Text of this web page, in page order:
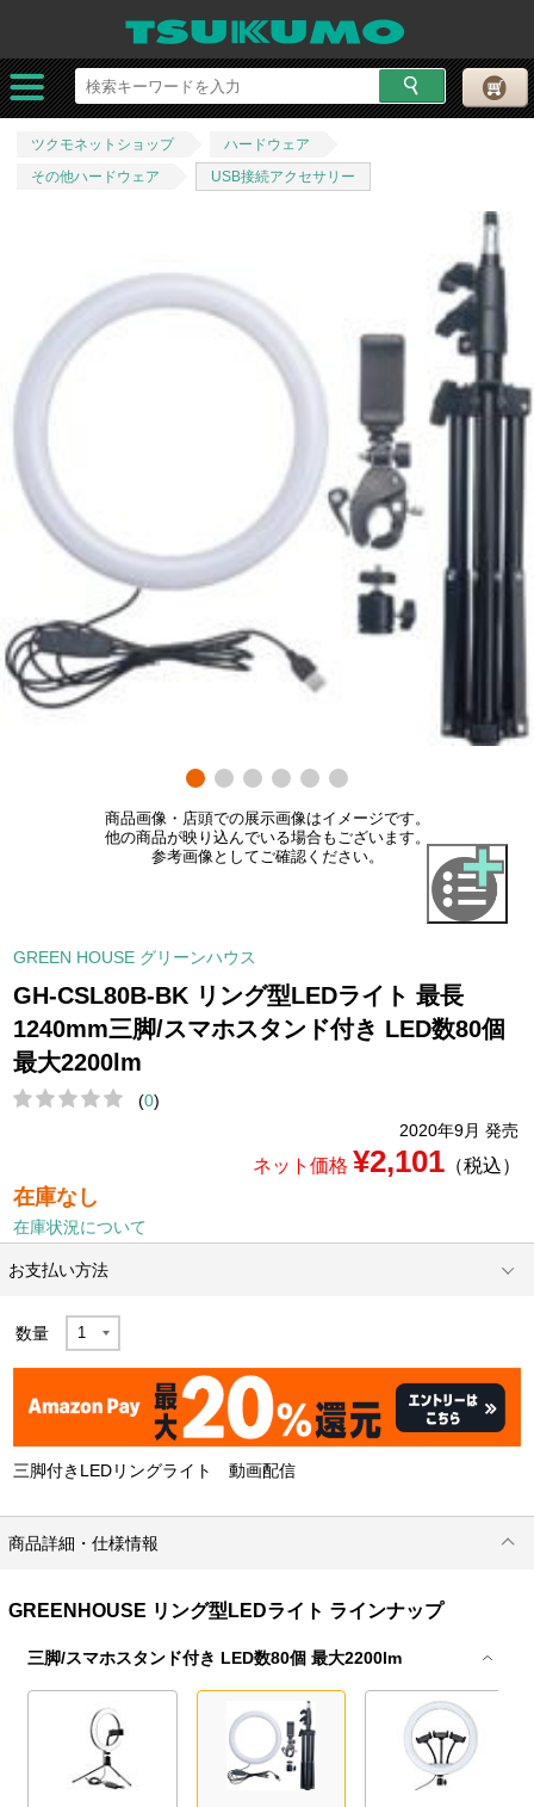
ツクモネットショップ
ハードウェア
その他ハードウェア
USB接続アクセサリー
商品画像・店頭での展示画像はイメージです。
他の商品が映り込んでいる場合もございます。
参考画像としてご確認ください。
GREEN HOUSE グリーンハウス
GH-CSL80B-BK リング型LEDライト 最長
1240mm三脚/スマホスタンド付き LED数80個
最大2200lm
(0)
2020年9月 発売
ネット価格 ¥2,101（税込）
在庫なし
在庫状況について
お支払い方法
数量
三脚付きLEDリングライト 動画配信
商品詳細・仕様情報
GREENHOUSE リング型LEDライト ラインナップ
三脚/スマホスタンド付き LED数80個 最大2200lm